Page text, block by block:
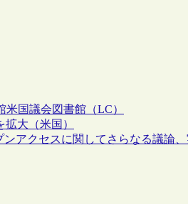
米国議会図書館（LC）
大（米国）
アクセスに関してさらなる議論